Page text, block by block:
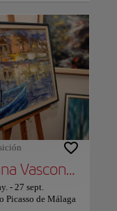
Joana Vasconcelos / Transfiguración
- 27 sept.
Picasso de Málaga